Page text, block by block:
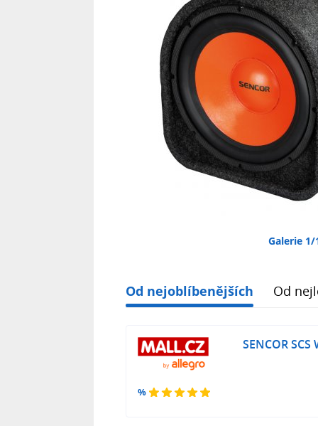
Galerie 1/
Od nejoblíbenějších Od
%
SENCOR SCS